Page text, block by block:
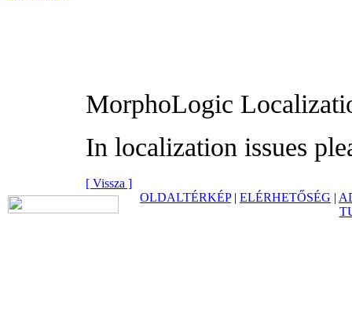
MorphoLogic
In localization issues
[ Vissza ]
OLDALTÉRKÉP| ELÉRHETŐSÉG |